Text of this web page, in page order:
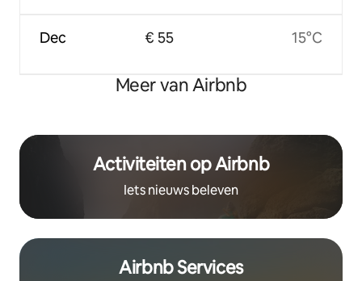
Dec € 55 15°C
Meer van Airbnb
Activiteiten op Airbnb
Iets nieuws beleven
Airbnb Services